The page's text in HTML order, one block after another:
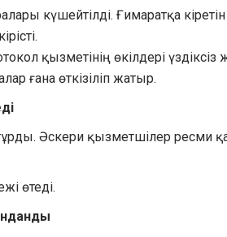
күшейтілді. Ғимаратқа кіретін
қызметінің өкілдері
ғана өткізіліп жатыр.
Әскери қызметшілер ресми
өтеді.